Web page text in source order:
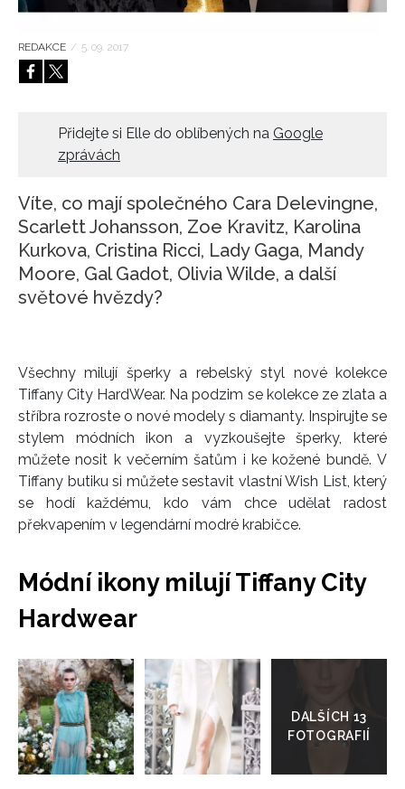
REDAKCE / 5. 09. 2017
Přidejte si Elle do oblíbených na Google
zprávách
Víte, co mají společného Cara Delevingne,
Scarlett Johansson, Zoe Kravitz, Karolina
Kurkova, Cristina Ricci, Lady Gaga, Mandy
Moore, Gal Gadot, Olivia Wilde, a další
světové hvězdy?
Všechny milují šperky a rebelský styl nové kolekce
Tiffany City HardWear. Na podzim se kolekce ze zlata a
stříbra rozroste o nové modely s diamanty. Inspirujte se
stylem módních ikon a vyzkoušejte šperky, které
můžete nosit k večerním šatům i ke kožené bundě. V
Tiffany butiku si můžete sestavit vlastní Wish List, který
se hodí každému, kdo vám chce udělat radost
překvapením v legendární modré krabičce.
Módní ikony milují Tiffany City
Hardwear
Přejít
galerie